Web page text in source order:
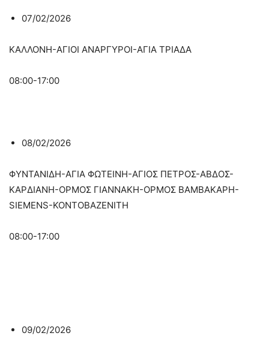
07/02/2026
ΚΑΛΛΟΝΗ-ΑΓΙΟΙ ΑΝΑΡΓΥΡΟΙ-ΑΓΙΑ ΤΡΙΑΔΑ
08:00-17:00
08/02/2026
ΦΥΝΤΑΝΙΔΗ-ΑΓΙΑ ΦΩΤΕΙΝΗ-ΑΓΙΟΣ ΠΕΤΡΟΣ-ΑΒΔΟΣ-
ΚΑΡΔΙΑΝΗ-ΟΡΜΟΣ ΓΙΑΝΝΑΚΗ-ΟΡΜΟΣ ΒΑΜΒΑΚΑΡΗ-
SIEMENS-ΚΟΝΤΟΒΑΖΕΝΙΤΗ
08:00-17:00
09/02/2026